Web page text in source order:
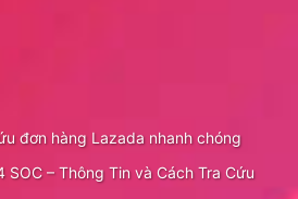
đơn hàng Lazada nhanh chóng
SOC – Thông Tin và Cách Tra Cứu